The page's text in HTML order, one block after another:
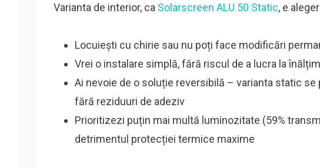
Varianta de interior, ca Solarscreen ALU 50 Static, e
Locuiești cu chirie sau nu poți face modificări
Vrei o instalare simplă, fără riscul de a lucra la
Ai nevoie de o soluție reversibilă – varianta static
fără reziduuri de adeziv
Prioritizezi puțin mai multă luminozitate (59%
detrimentul protecției termice maxime